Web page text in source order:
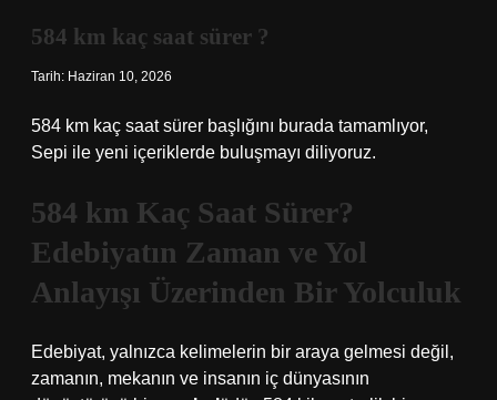
584 km kaç saat sürer ?
Tarih: Haziran 10, 2026
584 km kaç saat sürer başlığını burada tamamlıyor,
Sepi ile yeni içeriklerde buluşmayı diliyoruz.
584 km Kaç Saat Sürer?
Edebiyatın Zaman ve Yol
Anlayışı Üzerinden Bir Yolculuk
Edebiyat, yalnızca kelimelerin bir araya gelmesi değil,
zamanın, mekanın ve insanın iç dünyasının